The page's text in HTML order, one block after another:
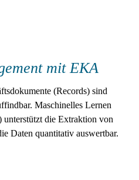
mit EKA
(Records) sind
Maschinelles Lernen
die Extraktion von
Daten quantitativ auswertbar.